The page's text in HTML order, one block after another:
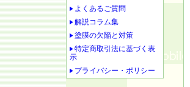
よくあるご質問
解説コラム集
塗膜の欠陥と対策
特定商取引法に基づく表
示
プライバシー・ポリシー